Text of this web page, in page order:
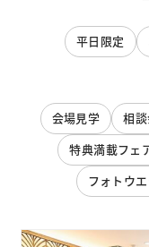
平日限定
会場見学 相
特典満載フェ
フォトウ